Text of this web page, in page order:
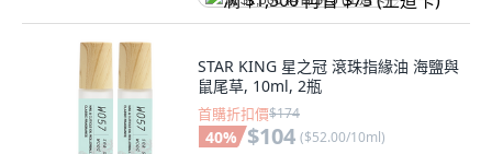
STAR KING 星之冠 滾珠指緣油 海鹽與
鼠尾草, 10ml, 2瓶
首購折扣價$174
40% $104 ($52.00/10ml)